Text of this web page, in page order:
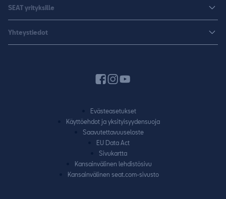
Sähköautot
CUPRA
K-Auto SEAT
Varaa koeajo
Hinnastot ja esitteet
Lisävarusteet ja tarvikkeet
Huolenpitosopimus
SEAT yrityksille
Huolto ja takuu
Yhteystiedot
Yhteydenottolomake
Evästeasetukset
Käyttöehdot ja yksityisyydensuoja
Saavutettavuuseloste
EU Data Act
Sivukartta
Kansainvälinen lehdistösivu
Kansainvälinen seat.com-sivusto